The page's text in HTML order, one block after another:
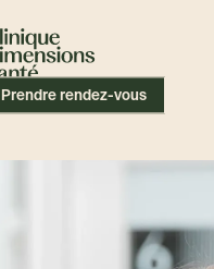
Prendre rendez-vous